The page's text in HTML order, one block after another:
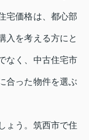
宅価格は、都心部
入を考える方にと
なく、中古住宅市
合った物件を選ぶ
ょう。筑西市で住